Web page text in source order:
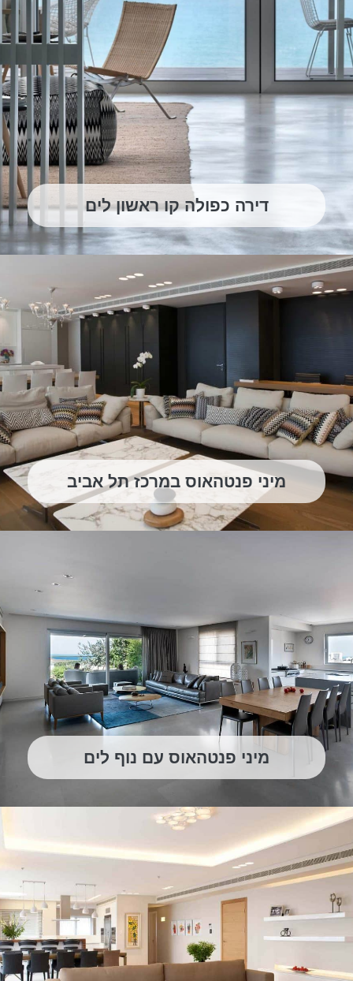
דירה כפולה קו ראשון לים
מיני פנטהאוס במרכז תל אביב
מיני פנטהאוס עם נוף לים